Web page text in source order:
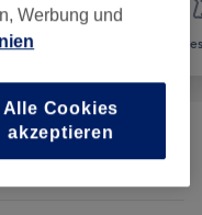
ab 11 €
Werbung und
Alle Cookies
akzeptieren